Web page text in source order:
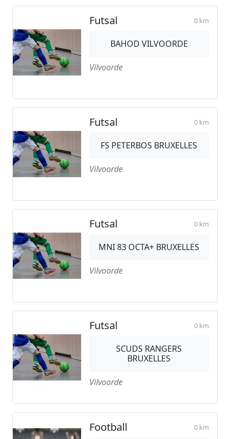
Futsal 0 km
BAHOD VILVOORDE
Vilvoorde
Futsal 0 km
FS PETERBOS BRUXELLES
Vilvoorde
Futsal 0 km
MNI 83 OCTA+ BRUXELLES
Vilvoorde
Futsal 0 km
SCUDS RANGERS
BRUXELLES
Vilvoorde
Football 0 km